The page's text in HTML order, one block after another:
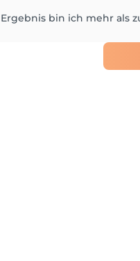
bin ich mehr als